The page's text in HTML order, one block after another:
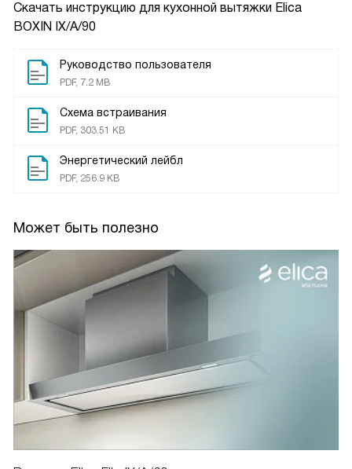
Скачать инструкцию для кухонной вытяжки Elica
BOXIN IX/A/90
Руководство пользователя
PDF, 7.2 MB
Схема встраивания
PDF, 303.51 KB
Энергетический лейбл
PDF, 256.9 KB
Может быть полезно